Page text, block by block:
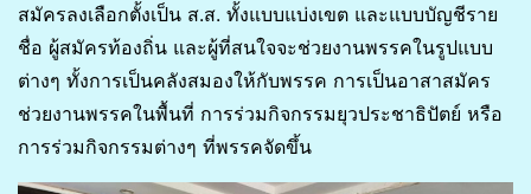
สมัครลงเลือกตั้งเป็น ส.ส. ทั้งแบบแบ่งเขต และแบบบัญชีราย
ชื่อ ผู้สมัครท้องถิ่น และผู้ที่สนใจจะช่วยงานพรรคในรูปแบบ
ต่างๆ ทั้งการเป็นคลังสมองให้กับพรรค การเป็นอาสาสมัคร
ช่วยงานพรรคในพื้นที่ การร่วมกิจกรรมยุวประชาธิปัตย์ หรือ
การร่วมกิจกรรมต่างๆ ที่พรรคจัดขึ้น